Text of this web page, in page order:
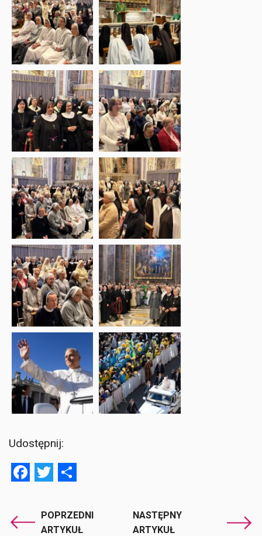
Udostępnij:
Facebook
Twitter
POPRZEDNI
ARTYKUŁ
NASTĘPNY
ARTYKUŁ